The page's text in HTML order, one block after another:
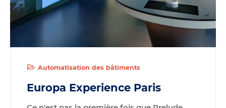
Automatisation des bâtiments
Europa Experience Paris